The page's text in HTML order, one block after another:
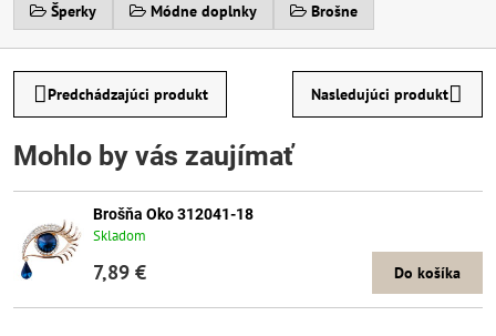
Šperky Módne doplnky Brošne
Predchádzajúci produkt Nasledujúci produkt
Mohlo by vás zaujímať
Brošňa Oko 312041-18
Skladom
7,89 € Do košíka